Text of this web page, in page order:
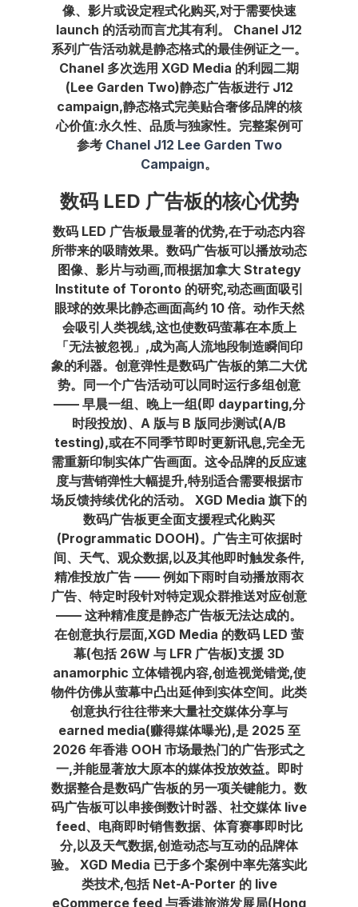
像、影片或设定程式化购买,对于需要快速
launch 的活动而言尤其有利。 Chanel J12
系列广告活动就是静态格式的最佳例证之一。
Chanel 多次选用 XGD Media 的利园二期
(Lee Garden Two)静态广告板进行 J12
campaign,静态格式完美贴合奢侈品牌的核
心价值:永久性、品质与独家性。完整案例可
参考 Chanel J12 Lee Garden Two
Campaign。
数码 LED 广告板的核心优势
数码 LED 广告板最显著的优势,在于动态内容
所带来的吸睛效果。数码广告板可以播放动态
图像、影片与动画,而根据加拿大 Strategy
Institute of Toronto 的研究,动态画面吸引
眼球的效果比静态画面高约 10 倍。动作天然
会吸引人类视线,这也使数码萤幕在本质上
「无法被忽视」,成为高人流地段制造瞬间印
象的利器。创意弹性是数码广告板的第二大优
势。同一个广告活动可以同时运行多组创意
—— 早晨一组、晚上一组(即 dayparting,分
时段投放)、A 版与 B 版同步测试(A/B
testing),或在不同季节即时更新讯息,完全无
需重新印制实体广告画面。这令品牌的反应速
度与营销弹性大幅提升,特别适合需要根据市
场反馈持续优化的活动。 XGD Media 旗下的
数码广告板更全面支援程式化购买
(Programmatic DOOH)。广告主可依据时
间、天气、观众数据,以及其他即时触发条件,
精准投放广告 —— 例如下雨时自动播放雨衣
广告、特定时段针对特定观众群推送对应创意
—— 这种精准度是静态广告板无法达成的。
在创意执行层面,XGD Media 的数码 LED 萤
幕(包括 26W 与 LFR 广告板)支援 3D
anamorphic 立体错视内容,创造视觉错觉,使
物件仿佛从萤幕中凸出延伸到实体空间。此类
创意执行往往带来大量社交媒体分享与
earned media(赚得媒体曝光),是 2025 至
2026 年香港 OOH 市场最热门的广告形式之
一,并能显著放大原本的媒体投放效益。即时
数据整合是数码广告板的另一项关键能力。数
码广告板可以串接倒数计时器、社交媒体 live
feed、电商即时销售数据、体育赛事即时比
分,以及天气数据,创造动态与互动的品牌体
验。 XGD Media 已于多个案例中率先落实此
类技术,包括 Net-A-Porter 的 live
eCommerce feed 与香港旅游发展局(Hong